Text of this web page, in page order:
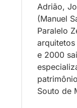
Adrião,
(Manuel
Paralelo
e 2000
Souto de